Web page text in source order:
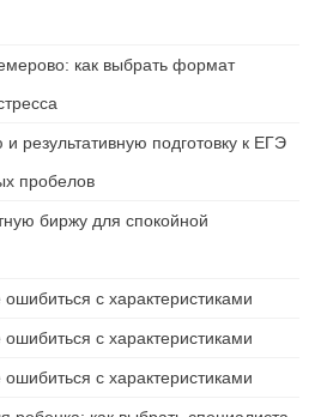
как выбрать формат
результативную подготовку к ЕГЭ
пробелов
биржу для спокойной
с характеристиками
с характеристиками
с характеристиками